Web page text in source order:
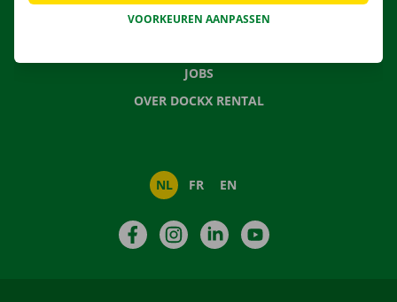
NIEUWS
JOBS
OVER DOCKX RENTAL
NL FR EN
FacebookInstagramLinkedIn
VOORKEUREN AANPASSEN